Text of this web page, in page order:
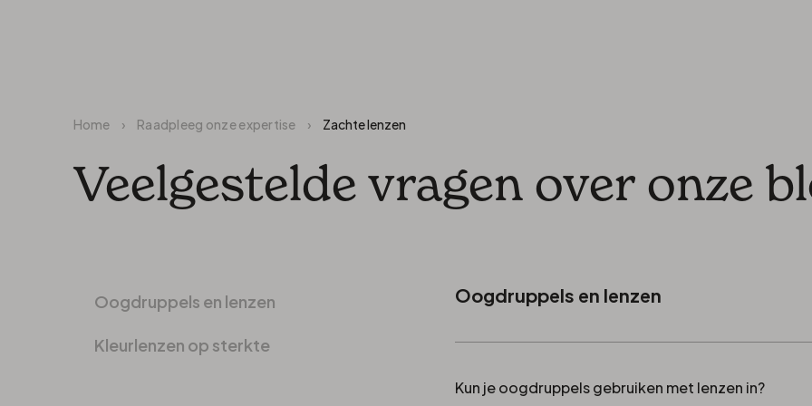
Home › Raadpleeg onze expertise › Zachte lenzen
Veelgestelde vragen over onze
Oogdruppels en lenzen
Kleurlenzen op sterkte
Oogdruppels en lenzen
Kun je oogdruppels gebruiken met lenzen in?